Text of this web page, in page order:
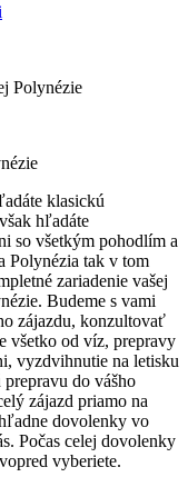
Polynézie
klasickú
hľadáte
so všetkým pohodlím a
Polynézia tak v tom
zariadenie vašej
Budeme s vami
zájazdu, konzultovať
všetko od víz, prepravy
vyzdvihnutie na letisku
do vášho
zájazd priamo na
dovolenky vo
Počas celej dovolenky
vyberiete.